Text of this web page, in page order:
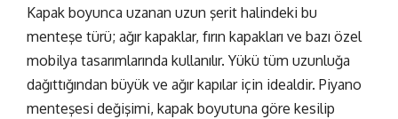
Kapak boyunca uzanan uzun şerit halindeki bu
menteşe türü; ağır kapaklar, fırın kapakları ve bazı özel
mobilya tasarımlarında kullanılır. Yükü tüm uzunluğa
dağıttığından büyük ve ağır kapılar için idealdir. Piyano
menteşesi değişimi, kapak boyutuna göre kesilip